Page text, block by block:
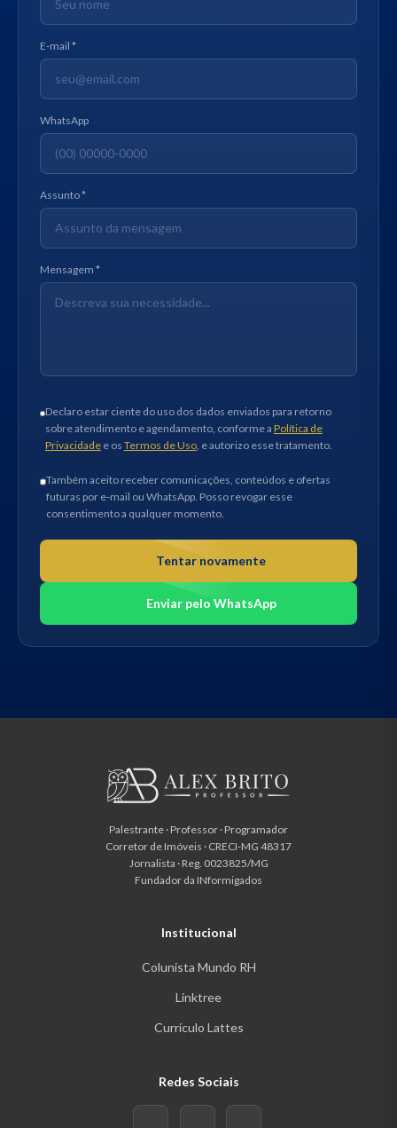
E-mail *
WhatsApp
Assunto *
Mensagem *
Declaro estar ciente do uso dos dados enviados para retorno
sobre atendimento e agendamento, conforme a Política de
Privacidadee os Termos de Uso, e autorizo esse tratamento.
Também aceito receber comunicações, conteúdos e ofertas
futuras por e-mail ou WhatsApp. Posso revogar esse
consentimento a qualquer momento.
Tentar novamente
Enviar pelo WhatsApp
Palestrante · Professor · Programador
Corretor de Imóveis · CRECI-MG 48317
Jornalista · Reg. 0023825/MG
Fundador da INformigados
Institucional
Colunista Mundo RH
Linktree
Currículo Lattes
Redes Sociais